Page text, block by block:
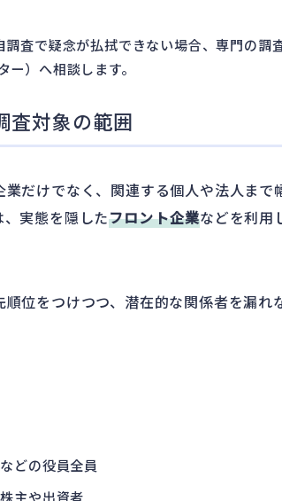
調査で疑念が払拭できない場合、専門の調
）へ相談します。
査対象の範囲
だけでなく、関連する個人や法人まで
実態を隠したフロント企業などを利用
位をつけつつ、潜在的な関係者を漏れ
どの役員全員
主や出資者